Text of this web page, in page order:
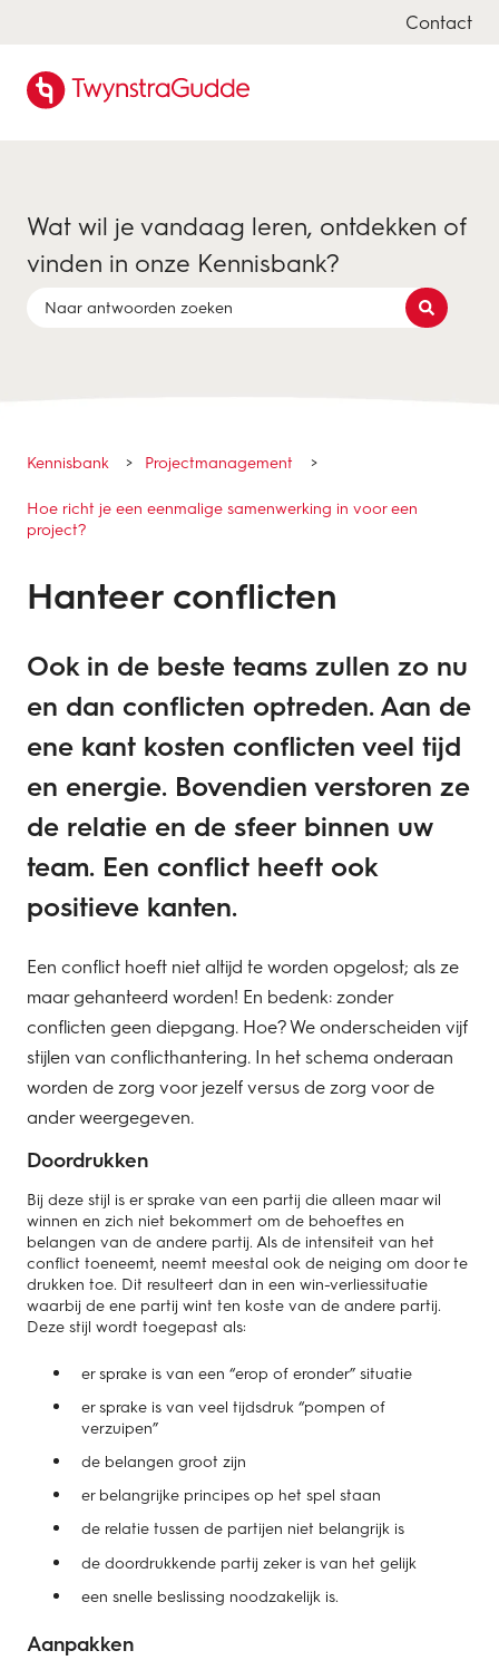
Contact
Wat wil je vandaag leren, ontdekken of
vinden in onze Kennisbank?
Kennisbank Projectmanagement
Hoe richt je een eenmalige samenwerking in voor een
project?
Hanteer conflicten
Ook in de beste teams zullen zo nu
en dan conflicten optreden. Aan de
ene kant kosten conflicten veel tijd
en energie. Bovendien verstoren ze
de relatie en de sfeer binnen uw
team. Een conflict heeft ook
positieve kanten.
Een conflict hoeft niet altijd te worden opgelost; als ze
maar gehanteerd worden! En bedenk: zonder
conflicten geen diepgang. Hoe? We onderscheiden vijf
stijlen van conflicthantering. In het schema onderaan
worden de zorg voor jezelf versus de zorg voor de
ander weergegeven.
Doordrukken
Bij deze stijl is er sprake van een partij die alleen maar wil
winnen en zich niet bekommert om de behoeftes en
belangen van de andere partij. Als de intensiteit van het
conflict toeneemt, neemt meestal ook de neiging om door te
drukken toe. Dit resulteert dan in een win-verliessituatie
waarbij de ene partij wint ten koste van de andere partij.
Deze stijl wordt toegepast als:
er sprake is van een “erop of eronder” situatie
er sprake is van veel tijdsdruk “pompen of
verzuipen”
de belangen groot zijn
er belangrijke principes op het spel staan
de relatie tussen de partijen niet belangrijk is
de doordrukkende partij zeker is van het gelijk
een snelle beslissing noodzakelijk is.
Aanpakken